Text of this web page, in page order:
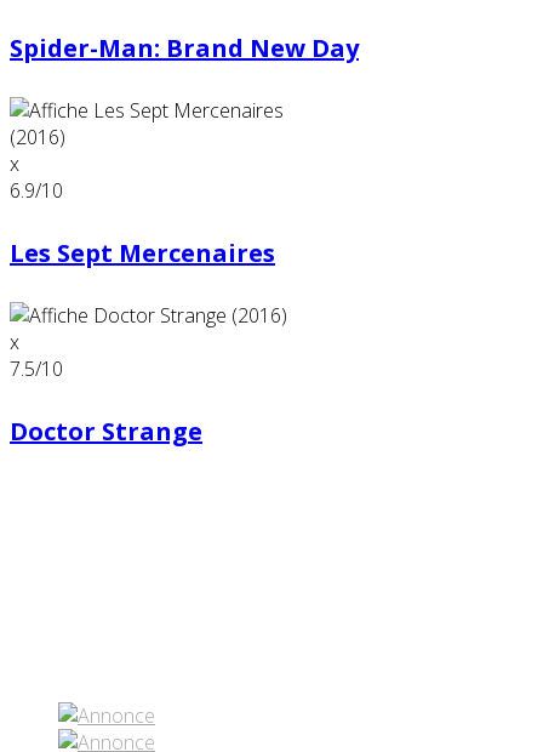
Spider-Man: Brand New Day
x
6.9/10
Les Sept Mercenaires
x
7.5/10
Doctor Strange